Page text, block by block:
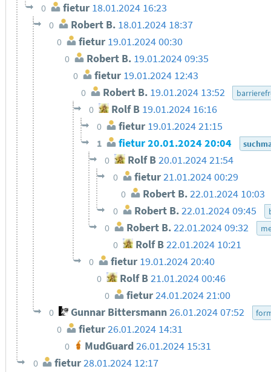
0 fietur 18.01.2024 16:23
0 Robert B. 18.01.2024 18:37
0 fietur 19.01.2024 00:30
0 Robert B. 19.01.2024 09:35
0 fietur 19.01.2024 12:43
0 Robert B. 19.01.2024 13:52
0 Rolf B 19.01.2024 16:16
0 fietur 19.01.2024 21:15
1 fietur20.01.2024 20:04
0 Rolf B20.01.2024 21:54
0 fietur21.01.2024 00:29
0 Robert B. 22.01.2024 10:03
0 Robert B.22.01.2024 09:45
0 Robert B.22.01.2024 09:32
0 Rolf B22.01.2024 10:21
0 fietur 19.01.2024 20:40
0 Rolf B21.01.2024 00:46
0 fietur24.01.2024 21:00
0 Gunnar Bittersmann26.01.2024 07:52
0 fietur26.01.2024 14:31
0 MudGuard 26.01.2024 15:31
0 fietur28.01.2024 12:17